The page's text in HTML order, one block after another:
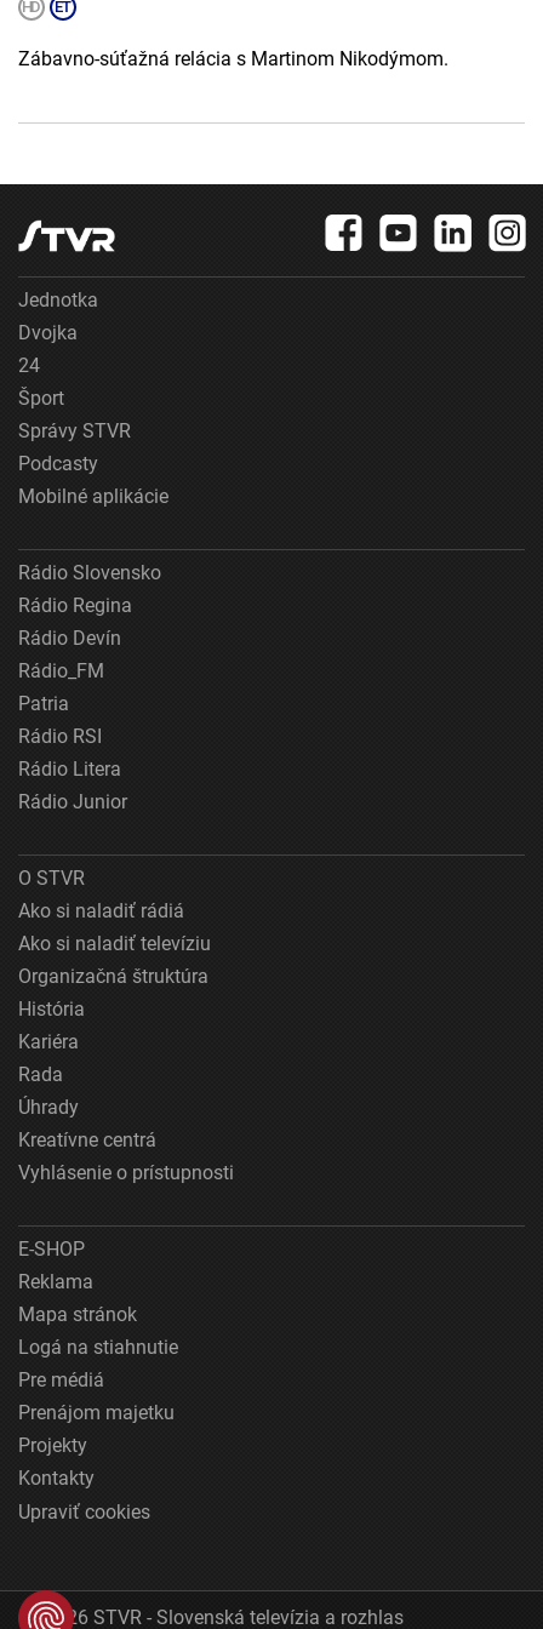
Zábavno-súťažná relácia s Martinom Nikodýmom.
Jednotka
Dvojka
24
Šport
Správy STVR
Podcasty
Mobilné aplikácie
Rádio Slovensko
Rádio Regina
Rádio Devín
Rádio_FM
Patria
Rádio RSI
Rádio Litera
Rádio Junior
O STVR
Ako si naladiť rádiá
Ako si naladiť televíziu
Organizačná štruktúra
História
Kariéra
Rada
Úhrady
Kreatívne centrá
Vyhlásenie o prístupnosti
E-SHOP
Reklama
Mapa stránok
Logá na stiahnutie
Pre médiá
Prenájom majetku
Projekty
Kontakty
Upraviť cookies
© 2026 STVR - Slovenská televízia a rozhlas